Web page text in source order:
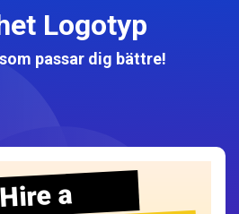
Logotyp
passar dig bättre!
Hire a